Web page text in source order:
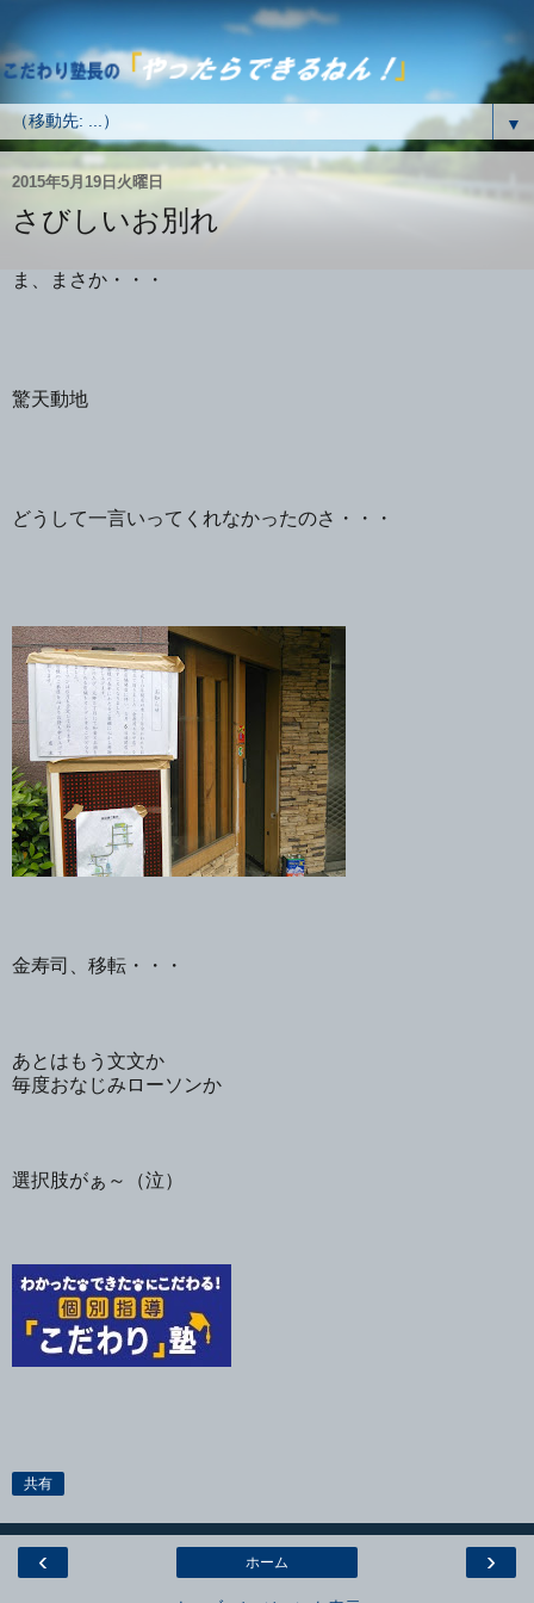
▼
2015年5月19日火曜日
さびしいお別れ
ま、まさか・・・
驚天動地
どうして一言いってくれなかったのさ・・・
金寿司、移転・・・
あとはもう文文か
毎度おなじみローソンか
選択肢がぁ～（泣）
共有
‹ ›
ホーム